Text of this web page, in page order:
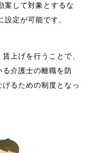
案して対象とするな
定が可能です。
上げを行うことで、
介護士の離職を防
るための制度となっ